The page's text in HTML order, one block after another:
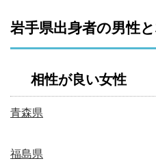
岩手県出身者の男性
相性が良い女性
青森県
福島県